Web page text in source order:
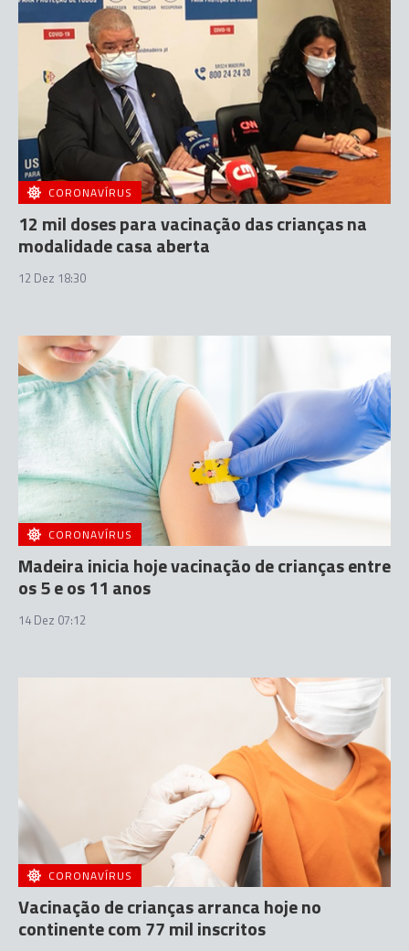
CORONAVÍRUS
12 mil doses para vacinação das crianças na
modalidade casa aberta
12 Dez 18:30
CORONAVÍRUS
Madeira inicia hoje vacinação de crianças entre
os 5 e os 11 anos
14 Dez 07:12
CORONAVÍRUS
Vacinação de crianças arranca hoje no
continente com 77 mil inscritos